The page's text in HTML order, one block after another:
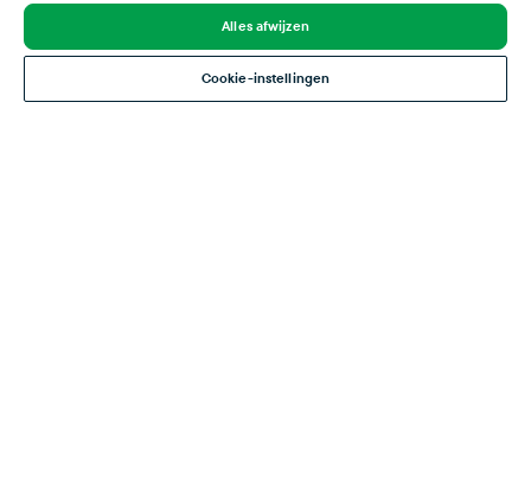
Vacature Expeditiemedewerker
Alles afwijzen
Cookie-instellingen